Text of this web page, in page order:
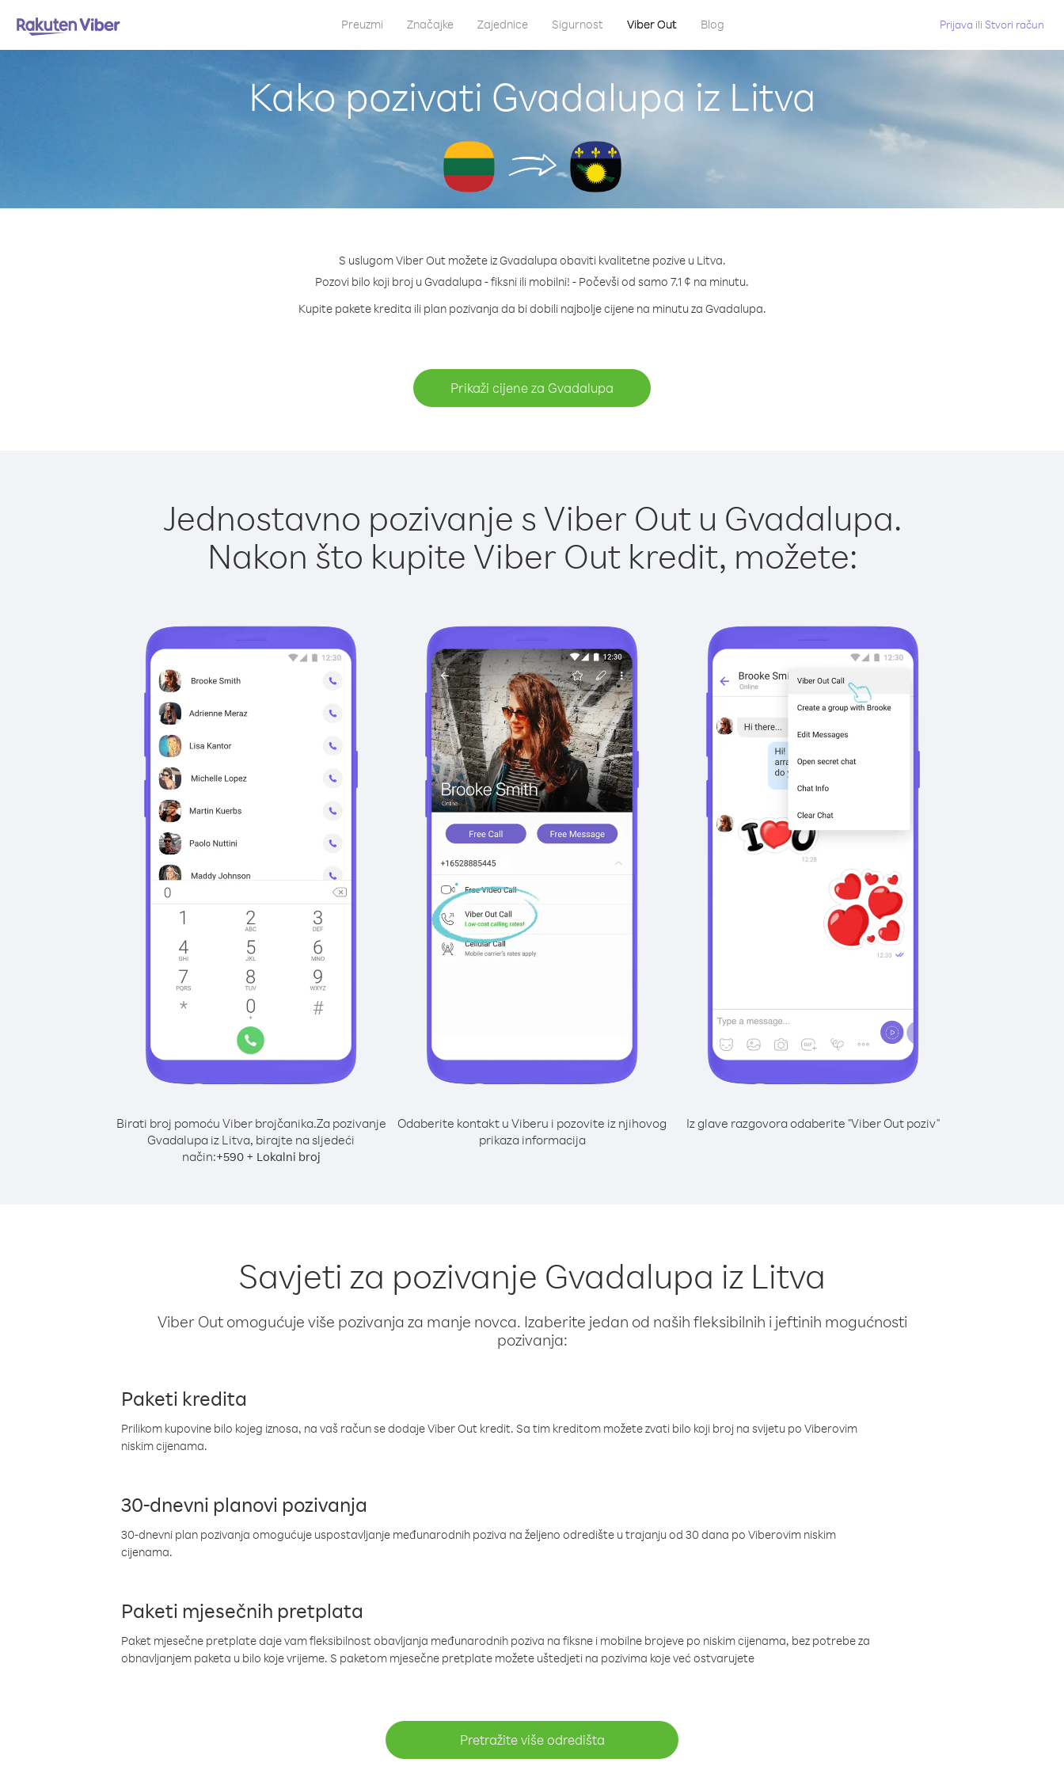
Preuzmi Značajke Zajednice Sigurnost Viber Out Blog Prijava ili Stvori račun
Kako pozivati Gvadalupa iz Litva
S uslugom Viber Out možete iz Gvadalupa obaviti kvalitetne pozive u Litva.
Pozovi bilo koji broj u Gvadalupa - fiksni ili mobilni! - Počevši od samo 7.1 ¢ na minutu.
Kupite pakete kredita ili plan pozivanja da bi dobili najbolje cijene na minutu za Gvadalupa.
Prikaži cijene za Gvadalupa
Jednostavno pozivanje s Viber Out u Gvadalupa.
Nakon što kupite Viber Out kredit, možete:
Birati broj pomoću Viber brojčanika.Za pozivanje
Gvadalupa iz Litva, birajte na sljedeći
način:+590+ Lokalni broj
Odaberite kontakt u Viberu i pozovite iz njihovog
prikaza informacija
Iz glave razgovora odaberite "Viber Out poziv"
Savjeti za pozivanje Gvadalupa iz Litva
Viber Out omogućuje više pozivanja za manje novca. Izaberite jedan od naših fleksibilnih i jeftinih mogućnosti
pozivanja:
Paketi kredita
Prilikom kupovine bilo kojeg iznosa, na vaš račun se dodaje Viber Out kredit. Sa tim kreditom možete zvati bilo koji broj na svijetu po Viberovim
niskim cijenama.
30-dnevni planovi pozivanja
30-dnevni plan pozivanja omogućuje uspostavljanje međunarodnih poziva na željeno odredište u trajanju od 30 dana po Viberovim niskim
cijenama.
Paketi mjesečnih pretplata
Paket mjesečne pretplate daje vam fleksibilnost obavljanja međunarodnih poziva na fiksne i mobilne brojeve po niskim cijenama, bez potrebe za
obnavljanjem paketa u bilo koje vrijeme. S paketom mjesečne pretplate možete uštedjeti na pozivima koje već ostvarujete
Pretražite više odredišta